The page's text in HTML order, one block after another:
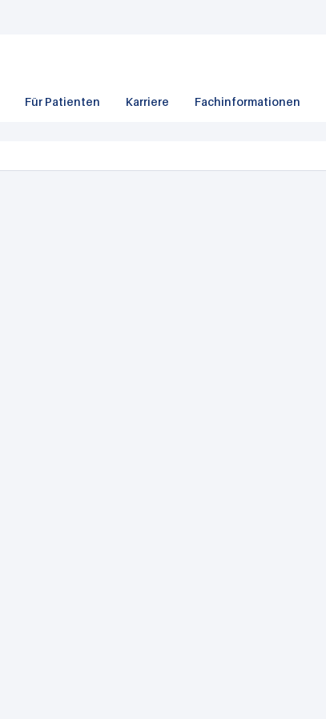
Für Patienten Karriere Fachinformationen